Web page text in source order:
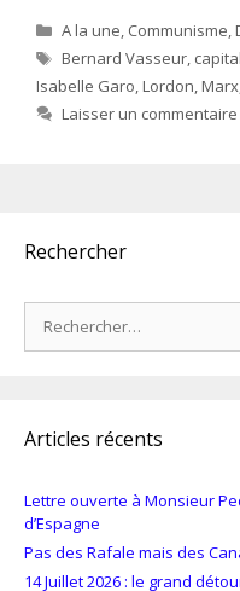
Catégories
A la une, Communisme,
Étiquettes
Bernard Vasseur,
Isabelle Garo,Lordon,Marx
Laisser un commentaire
Rechercher
Articles récents
Lettre ouverte à Monsieur
d’Espagne
Pas des Rafale mais des
14 Juillet 2026 : le grand